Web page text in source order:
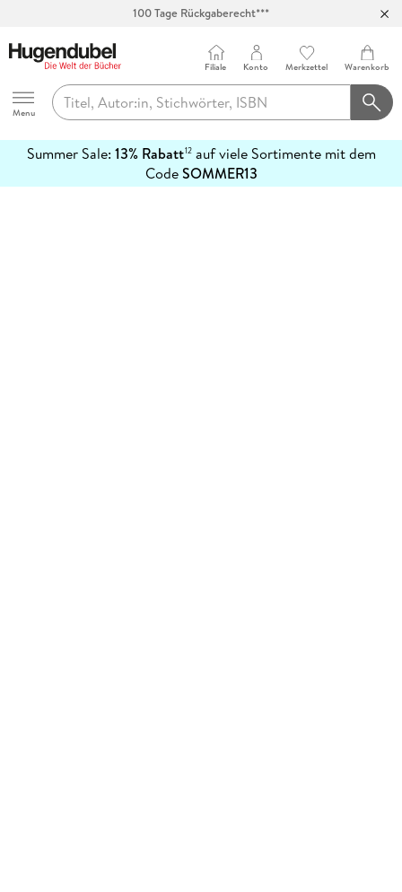
100 Tage Rückgaberecht***
Hugendubel
Menu
Filiale Konto Merkzettel Warenkorb
Summer Sale: 13% Rabatt12auf viele Sortimente mit dem
CodeSOMMER13
erfahren